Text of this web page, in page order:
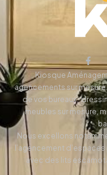
Kiosque
agencements sur
de vos bureaux,
meubles sur mesure,
Nous excellons
l’agencement
avec des lits